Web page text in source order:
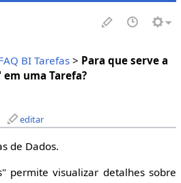
BI Tarefas> Para que serve a
uma Tarefa?
editar
de Dados.
permite visualizar detalhes sobre